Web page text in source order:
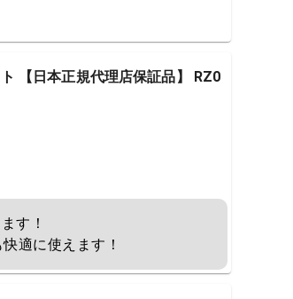
【日本正規代理店保証品】 RZ0
す！
適に使えます！